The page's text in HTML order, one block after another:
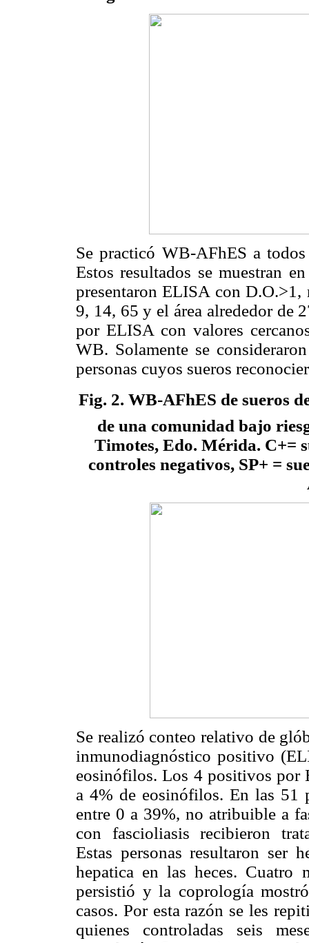
Se practicó WB-AFhES a
Estos resultados se muestran
presentaron ELISA con D.O.>1,
9, 14, 65 y el área alrededor de
por ELISA con valores
WB. Solamente se
personas cuyos sueros
Fig. 2. WB-AFhES de
de una comunidad bajo
Timotes, Edo. Mérida. C+=
controles negativos, SP+ =
Se realizó conteo relativo de
inmunodiagnóstico positivo
eosinófilos. Los 4 positivos
a 4% de eosinófilos. En las 51
entre 0 a 39%, no atribuible a
con fascioliasis recibieron
Estas personas resultaron ser
hepatica en las heces. Cuatro
persistió y la coprología
casos. Por esta razón se les
quienes controladas seis